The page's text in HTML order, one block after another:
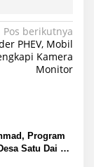
Pos berikutnya
PHEV, Mobil
Kamera
Monitor
Program
Satu Dai di